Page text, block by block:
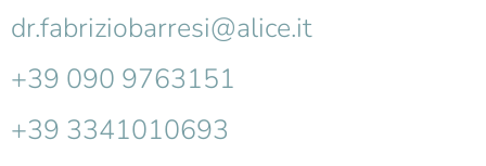
dr.fabriziobarresi@alice.it
+39 090 9763151
+39 3341010693